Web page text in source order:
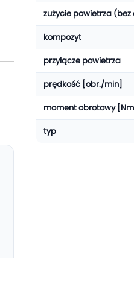
zużycie powietrza
kompozyt
przyłącze powietrza
prędkość [obr./min]
moment obrotowy
typ